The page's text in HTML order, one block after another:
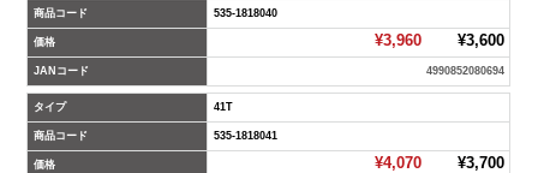
商品コード 535-1818040
価格 ¥3,960¥3,600
JANコード 4990852080694
タイプ 41T
商品コード 535-1818041
価格 ¥4,070¥3,700